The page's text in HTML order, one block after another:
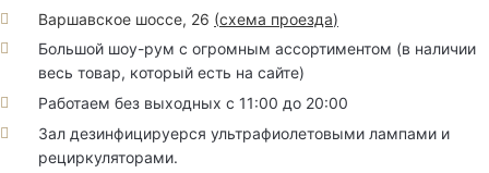
Варшавское шоссе, 26 (схема проезда)
Большой шоу-рум с огромным ассортиментом (в наличии
весь товар, который есть на сайте)
Работаем без выходных с 11:00 до 20:00
Зал дезинфицируерся ультрафиолетовыми лампами и
рециркуляторами.